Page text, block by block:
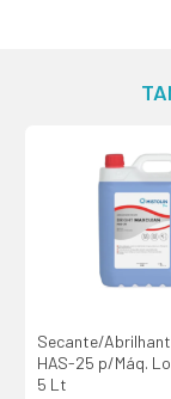
Secante/
HAS-25 p/Máq.
5 Lt